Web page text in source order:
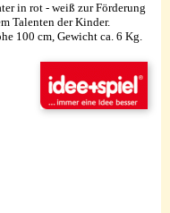
in rot - weiß zur Förderung
Talenten der Kinder.
100 cm, Gewicht ca. 6 Kg.